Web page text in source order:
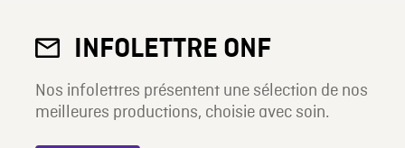
INFOLETTRE ONF
Nos infolettres présentent une sélection de nos
meilleures productions, choisie avec soin.